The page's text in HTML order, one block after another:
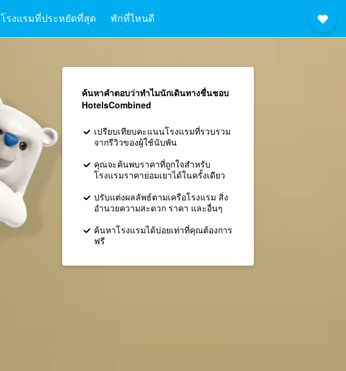
โรงแรมที่ประหยัดที่สุด พักที่ไหนดี
ค้นหาคำตอบว่าทำไมนักเดินทางชื่นชอบ
HotelsCombined
เปรียบเทียบคะแนนโรงแรมที่รวบรวม
จากรีวิวของผู้ใช้นับพัน
คุณจะค้นพบราคาที่ถูกใจสำหรับ
โรงแรมราคาย่อมเยาได้ในครั้งเดียว
ปรับแต่งผลลัพธ์ตามเครือโรงแรม สิ่ง
อำนวยความสะดวก ราคา และอื่นๆ
ค้นหาโรงแรมได้บ่อยเท่าที่คุณต้องการ
ฟรี